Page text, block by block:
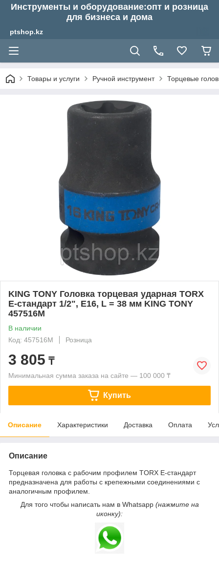
Инструменты и оборудование:опт и розница
для бизнеса и дома
ptshop.kz
Товары и услуги Ручной инструмент Торцевые
KING TONY Головка торцевая ударная TORX
Е-стандарт 1/2", E16, L = 38 мм KING TONY
457516M
В наличии
Код: 457516M
Розница
3 805 ₸
Минимальная сумма заказа на сайте — 100 000 ₸
Купить
Описание Характеристики Доставка Оплата
Описание
Торцевая головка с рабочим профилем TORX Е-стандарт
предназначена для работы с крепежными соединениями с
аналогичным профилем.
Для того чтобы написать нам в Whatsapp (нажмите на
иконку):